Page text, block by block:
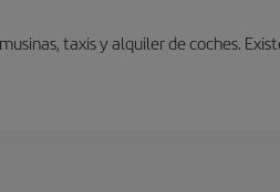
taxis y alquiler de coches.